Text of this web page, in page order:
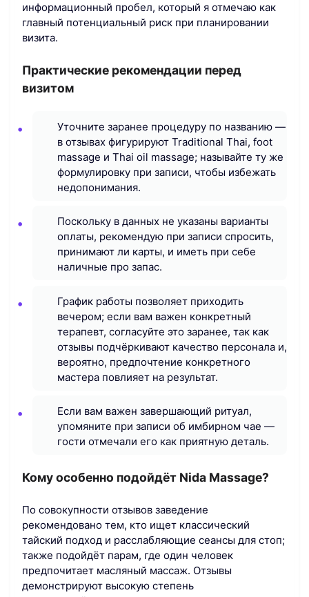
информационный пробел, который я отмечаю как
главный потенциальный риск при планировании
визита.
Практические рекомендации перед
визитом
Уточните заранее процедуру по названию —
в отзывах фигурируют Traditional Thai, foot
massage и Thai oil massage; называйте ту же
формулировку при записи, чтобы избежать
недопонимания.
Поскольку в данных не указаны варианты
оплаты, рекомендую при записи спросить,
принимают ли карты, и иметь при себе
наличные про запас.
График работы позволяет приходить
вечером; если вам важен конкретный
терапевт, согласуйте это заранее, так как
отзывы подчёркивают качество персонала и,
вероятно, предпочтение конкретного
мастера повлияет на результат.
Если вам важен завершающий ритуал,
упомяните при записи об имбирном чае —
гости отмечали его как приятную деталь.
Кому особенно подойдёт Nida Massage?
По совокупности отзывов заведение
рекомендовано тем, кто ищет классический
тайский подход и расслабляющие сеансы для стоп;
также подойдёт парам, где один человек
предпочитает масляный массаж. Отзывы
демонстрируют высокую степень